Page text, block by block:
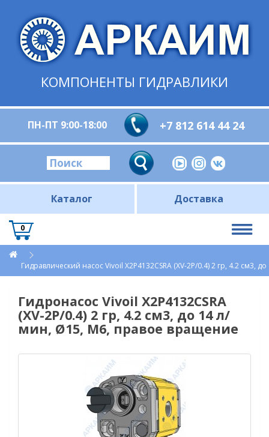
КОМПОНЕНТЫ ГИДРАВЛИКИ
ПН-ПТ 9:00-18:00 +7 812 614 44 24
Каталог Доставка
0
Гидравлический насос Vivoil X2P4132CSRA (XV-2P/0.4) 2 гр, 4.2 см3,
Гидронасос Vivoil X2P4132CSRA
(XV-2P/0.4) 2 гр, 4.2 см3, до 14 л/
мин, Ø15, M6, правое вращение